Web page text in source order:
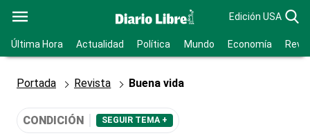
Edición USA
Última Hora Actualidad Política Mundo Economía
Portada Revista Buena vida
CONDICIÓN SEGUIR TEMA +